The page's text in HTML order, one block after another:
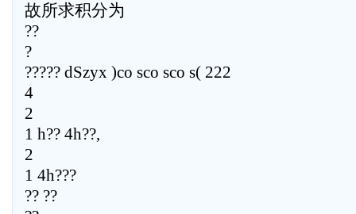
故所求积分为
??
?
????? dSzyx )co sco sco s( 222
4
2
1 h?? 4h??,
2
1 4h???
?? ??